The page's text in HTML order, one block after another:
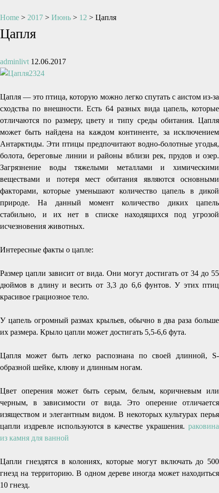
Home > 2017 > Июнь > 12 > Цапля
Цапля
adminlivt 12.06.2017
Цапля — это птица, которую можно легко спутать с аистом из-за
сходства по внешности. Есть 64 разных вида цапель, которые
отличаются по размеру, цвету и типу среды обитания. Цапля
может быть найдена на каждом континенте, за исключением
Антарктиды. Эти птицы предпочитают водно-болотные угодья,
болота, береговые линии и районы вблизи рек, прудов и озер.
Загрязнение воды тяжелыми металлами и химическими
веществами и потеря мест обитания являются основными
факторами, которые уменьшают количество цапель в дикой
природе. На данный момент количество диких цапель
стабильно, и их нет в списке находящихся под угрозой
исчезновения животных.
Интересные факты о цапле:
Размер цапли зависит от вида. Они могут достигать от 34 до 55
дюймов в длину и весить от 3,3 до 6,6 фунтов. У этих птиц
красивое грациозное тело.
У цапель огромный размах крыльев, обычно в два раза больше
их размера. Крыло цапли может достигать 5,5-6,6 фута.
Цапля может быть легко распознана по своей длинной, S-
образной шейке, клюву и длинным ногам.
Цвет оперения может быть серым, белым, коричневым или
черным, в зависимости от вида. Это оперение отличается
изяществом и элегантным видом. В некоторых культурах перья
цапли издревле используются в качестве украшения. раковина
из камня для ванной
Цапли гнездятся в колониях, которые могут включать до 500
гнезд на территорию. В одном дереве иногда может находиться
10 гнезд.